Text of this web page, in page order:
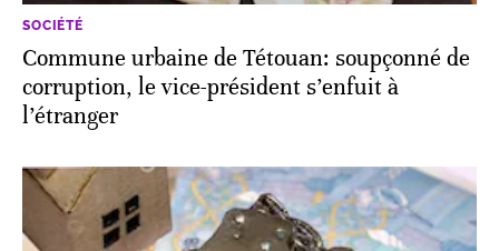
SOCIÉTÉ
Commune urbaine de Tétouan: soupçonné de
corruption, le vice-président s’enfuit à
l’étranger